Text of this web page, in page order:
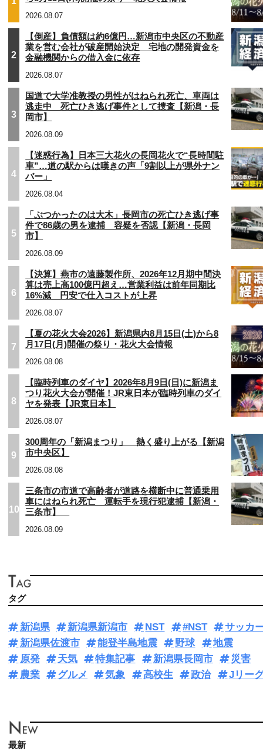
2026.08.07
2
【倒産】負債額は約6億円…新潟市中央区の不動産
業を営む会社が破産開始決定 宅地の開発資金を
金融機関からの借入金に依存
2026.08.07
3
国道で大学准教授の男性がはねられ死亡、車両は
逃走中 死亡ひき逃げ事件として捜査【新潟・長
岡市】
2026.08.09
4
【迷惑行為】日本三大花火の長岡花火で“長時間駐
車”…道の駅からは嘆きの声「9割以上が県外ナン
バー」
2026.08.04
5
「ぶつかったのは大木」長岡市の死亡ひき逃げ事
件で86歳の男を逮捕 容疑を否認【新潟・長岡
市】
2026.08.09
6
【決算】燕市の遠藤製作所、2026年12月期中間決
算は売上高100億円超え…営業利益は前年同期比
16%減 円安で仕入コストが上昇
2026.08.07
7
【夏の花火大会2026】新潟県内8月15日(土)から8
月17日(月)開催の祭り・花火大会情報
2026.08.08
8
【臨時列車のダイヤ】2026年8月9日(日)に新潟ま
つり花火大会が開催！JR東日本が臨時列車のダイ
ヤを発表【JR東日本】
2026.08.07
9
300周年の「新潟まつり」 熱く盛り上がる【新潟
市中央区】
2026.08.08
10
三条市の市道で高齢者が道路を横断中に普通乗用
車にはねられ死亡 運転手を現行犯逮捕【新潟・
三条市】
2026.08.09
タグ
新潟県 新潟県新潟市 NST #NST
サッカ
新潟県佐渡市
能登半島地震 野球
地震
原発
天気 特集記事 新潟県長岡市
災害
農業
グルメ 気象 高校生 政治 Jリー
最新